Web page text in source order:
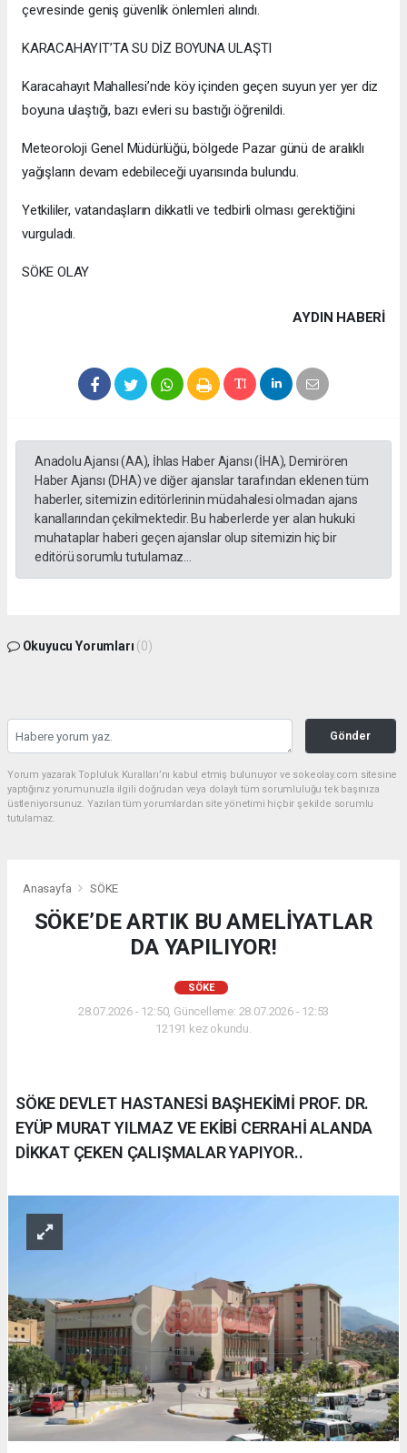
çevresinde geniş güvenlik önlemleri alındı.
KARACAHAYIT’TA SU DİZ BOYUNA ULAŞTI
Karacahayıt Mahallesi’nde köy içinden geçen suyun yer yer diz
boyuna ulaştığı, bazı evleri su bastığı öğrenildi.
Meteoroloji Genel Müdürlüğü, bölgede Pazar günü de aralıklı
yağışların devam edebileceği uyarısında bulundu.
Yetkililer, vatandaşların dikkatli ve tedbirli olması gerektiğini
vurguladı.
SÖKE OLAY
AYDIN HABERİ
Anadolu Ajansı (AA), İhlas Haber Ajansı (İHA), Demirören
Haber Ajansı (DHA) ve diğer ajanslar tarafından eklenen tüm
haberler, sitemizin editörlerinin müdahalesi olmadan ajans
kanallarından çekilmektedir. Bu haberlerde yer alan hukuki
muhataplar haberi geçen ajanslar olup sitemizin hiç bir
editörü sorumlu tutulamaz...
Okuyucu Yorumları (0)
Gönder
Yorum yazarak Topluluk Kuralları’nı kabul etmiş bulunuyor ve sokeolay.com sitesine
yaptığınız yorumunuzla ilgili doğrudan veya dolaylı tüm sorumluluğu tek başınıza
üstleniyorsunuz. Yazılan tüm yorumlardan site yönetimi hiçbir şekilde sorumlu
tutulamaz.
Anasayfa SÖKE
SÖKE’DE ARTIK BU AMELİYATLAR
DA YAPILIYOR!
SÖKE
28.07.2026 - 12:50, Güncelleme: 28.07.2026 - 12:53
12191 kez okundu.
SÖKE DEVLET HASTANESİ BAŞHEKİMİ PROF. DR.
EYÜP MURAT YILMAZ VE EKİBİ CERRAHİ ALANDA
DİKKAT ÇEKEN ÇALIŞMALAR YAPIYOR..